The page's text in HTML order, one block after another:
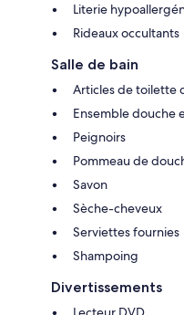
Literie
Rideaux occultants
Salle de bain
Articles de toilette
Ensemble douche
Peignoirs
Pommeau de
Savon
Sèche-cheveux
Serviettes fournies
Shampoing
Divertissements